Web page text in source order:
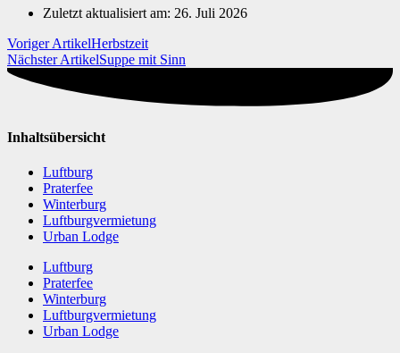
Zuletzt aktualisiert am: 26. Juli 2026
Voriger ArtikelHerbstzeit
Nächster ArtikelSuppe mit Sinn
Inhaltsübersicht
Luftburg
Praterfee
Winterburg
Luftburgvermietung
Urban Lodge
Luftburg
Praterfee
Winterburg
Luftburgvermietung
Urban Lodge